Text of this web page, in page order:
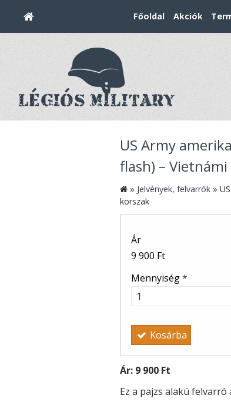
Főoldal Akciók
US Army
flash) –
» Jelvények, felvarrók »
korszak
Ár
9 900 Ft
Mennyiség*
Kosárba
Ár: 9 900 Ft
Ez a pajzs alakú